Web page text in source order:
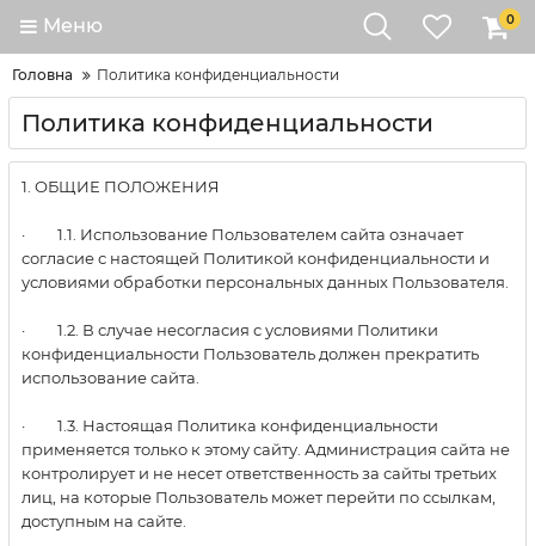
Меню 0
Головна Политика конфиденциальности
Политика конфиденциальности
1. ОБЩИЕ ПОЛОЖЕНИЯ
· 1.1. Использование Пользователем сайта означает
согласие с настоящей Политикой конфиденциальности и
условиями обработки персональных данных Пользователя.
· 1.2. В случае несогласия с условиями Политики
конфиденциальности Пользователь должен прекратить
использование сайта.
· 1.3. Настоящая Политика конфиденциальности
применяется только к этому сайту. Администрация сайта не
контролирует и не несет ответственность за сайты третьих
лиц, на которые Пользователь может перейти по ссылкам,
доступным на сайте.